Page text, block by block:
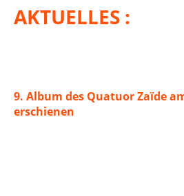
AKTUELLES :
9. Album des Quatuor Zaïde
erschienen